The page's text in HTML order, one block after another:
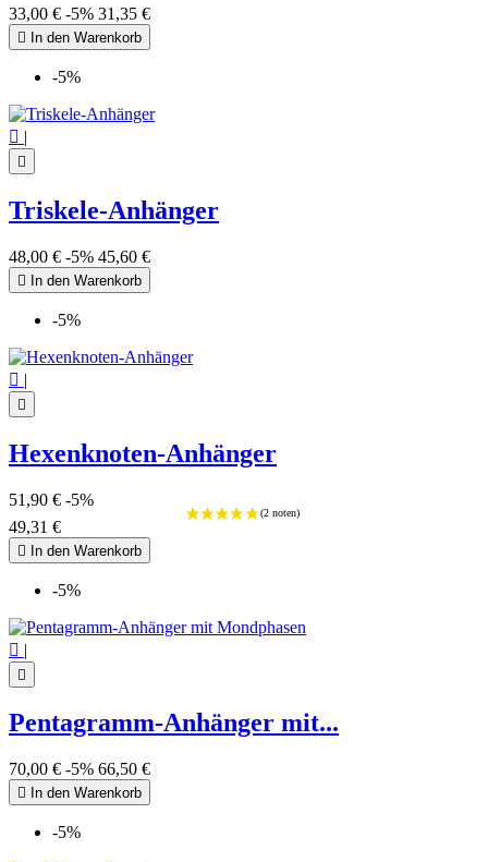
33,00 € -5% 31,35 €
 In den Warenkorb
-5%
 |

Triskele-Anhänger
48,00 € -5% 45,60 €
 In den Warenkorb
-5%
 |

Hexenknoten-Anhänger
51,90 € -5%
49,31 €
 In den Warenkorb
-5%
 |

Pentagramm-Anhänger mit...
70,00 € -5% 66,50 €
 In den Warenkorb
-5%